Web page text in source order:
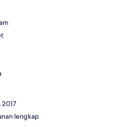
lengkap